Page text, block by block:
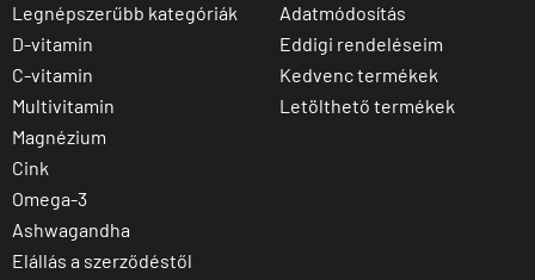
Legnépszerűbb kategóriák
D-vitamin
C-vitamin
Multivitamin
Magnézium
Cink
Omega-3
Ashwagandha
Elállás a szerződéstől
Adatmódosítás
Eddigi rendeléseim
Kedvenc termékek
Letölthető termékek